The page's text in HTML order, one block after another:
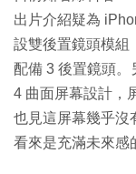
出片介紹疑為
設雙後置鏡頭模組
配備 3 後置鏡頭
4 曲面屏幕設計，
也見這屏幕幾乎沒
看來是充滿未來感